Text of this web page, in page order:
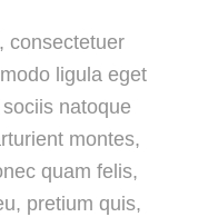
consectetuer
ligula eget
natoque
montes,
quam felis,
pretium quis,